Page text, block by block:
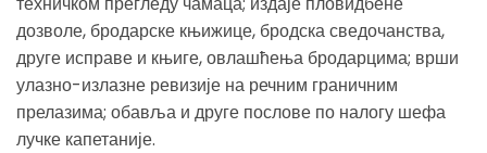
дозволе, бродарске књижице, бродска сведочанства,
друге исправе и књиге, овлашћења бродарцима; врши
улазно-излазне ревизије на речним граничним
прелазима; обавља и друге послове по налогу шефа
лучке капетаније.